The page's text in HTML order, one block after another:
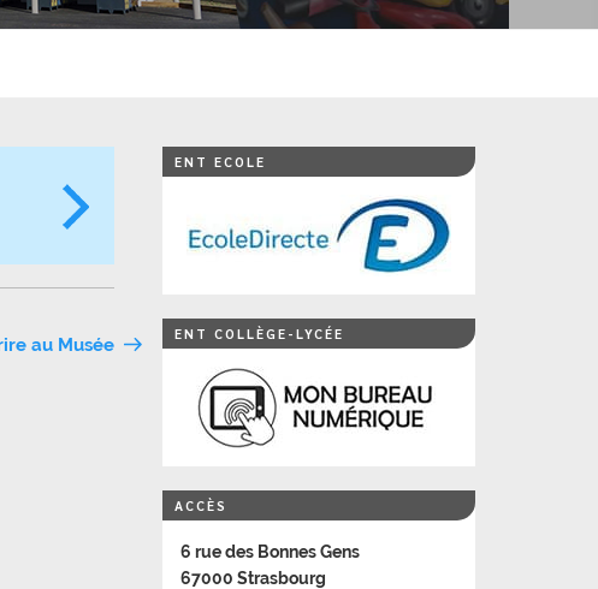
au Musée
ENT ECOLE
ENT COLLÈGE-LYCÉE
ACCÈS
6 rue des Bonnes Gens
67000 Strasbourg